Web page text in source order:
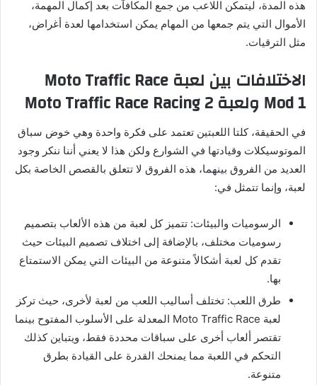
هذه المدة، ليتمكن اللاعب من جمع المكافآت بعد إكمال المهمة،
الأموال التي يتم جمعها من المهام يمكن استخدامها لعدة أغراض،
مثل الترقيات.
الاختلافات بين لعبة Moto Traffic Race
Mod 1 ولعبة Moto Traffic Race Racing 2
في الحقيقة، كلتا اللعبتين تعتمد على فكرة واحدة وهي خوض سباق
الموتوسيكلات وقيادتها في الشوارع ولكن هذا لا يعني أننا ننكر وجود
العديد من الفروق بينهما، هذه الفروق لا تتعلق بالقصص الخاصة بكل
لعبة، وإنما تتمثل في:
الرسوميات والبيئات: تتميز كل لعبة من هذه الألعاب بتصميم
رسوميات مختلف، بالإضافة إلى اختلاف تصميم البيئات حيث
تقدم كل لعبة أشكالاً متنوعة من البيئات التي يمكن الاستمتاع
بها.
طرق اللعب: تختلف أساليب اللعب من لعبة لأخرى، حيث تركز
لعبة Moto Traffic Race المعدلة على الأسلوب المفتوح بينما
تقتصر ألعاب أخرى على سباقات محددة فقط، ويتباين كذلك
التحكم في اللعبة مما يمنحك القدرة على القيادة بطرق
متنوعة.